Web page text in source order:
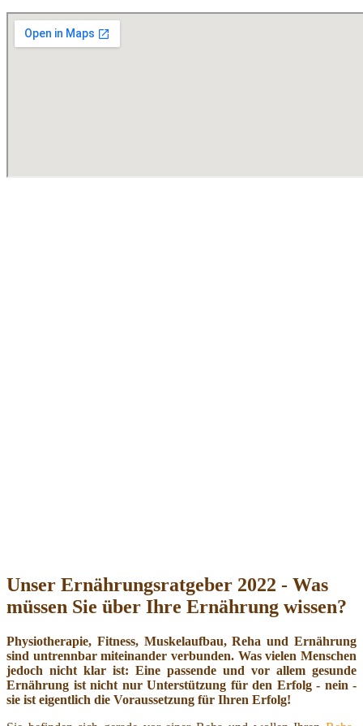
Unser Ernährungsratgeber 2022 - Was
müssen Sie über Ihre Ernährung wissen?
Physiotherapie, Fitness, Muskelaufbau, Reha und Ernährung
sind untrennbar miteinander verbunden. Was vielen Menschen
jedoch nicht klar ist: Eine passende und vor allem gesunde
Ernährung ist nicht nur Unterstützung für den Erfolg - nein -
sie ist eigentlich die Voraussetzung für Ihren Erfolg!